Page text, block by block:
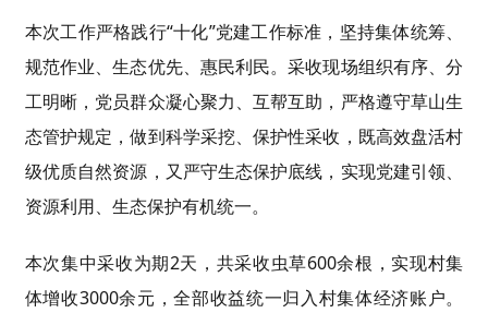
本次工作严格践行“十化”党建工作标准，坚持集体统筹、
规范作业、生态优先、惠民利民。采收现场组织有序、分
工明晰，党员群众凝心聚力、互帮互助，严格遵守草山生
态管护规定，做到科学采挖、保护性采收，既高效盘活村
级优质自然资源，又严守生态保护底线，实现党建引领、
资源利用、生态保护有机统一。
本次集中采收为期2天，共采收虫草600余根，实现村集
体增收3000余元，全部收益统一归入村集体经济账户。